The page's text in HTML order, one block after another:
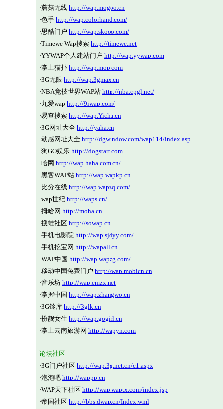
·蘑菇无线 http://wap.mogoo.cn
·色手 http://wap.colorhand.com/
·思酷门户 http://wap.skooo.com/
·Timewe Wap搜索 http://timewe.net
·YYWAP个人建站门户 http://wap.yywap.com
·掌上猫扑 http://wap.mop.com
·3G无限 http://wap.3gmax.cn
·NBA竞技世界WAP站 http://nba.cpgl.net/
·九爱wap http://9iwap.com/
·易查搜索 http://wap.Yicha.cn
·3G网址大全 http://yaha.cn
·动感网址大全 http://dgwindow.com/wap114/index.asp
·狗GO娱乐 http://dogstart.com
·哈网 http://wap.haha.com.cn/
·黑客WAP站 http://wap.wapkp.cn
· 比分在线 http://wap.wapzq.com/
·wap世纪 http://waps.cn/
·拇哈网 http://moha.cn
·搜蛙社区 http://sowap.cn
·手机电影院 http://wap.sjdyy.com/
·手机挖宝网 http://wapall.cn
·WAP中国 http://wap.wapzg.com/
·移动中国免费门户 http://wap.mobicn.cn
·音乐坊 http://wap.emzx.net
·掌握中国 http://wap.zhangwo.cn
·3G铃库 http://3glk.cn
·扮靓女生 http://wap.gogirl.cn
·掌上云南旅游网 http://wapyn.com
论坛社区
·3G门户社区 http://wap.3g.net.cn/c1.aspx
·泡泡吧 http://wappp.cn
·WAP天下社区 http://wap.waptx.com/index.jsp
·帝国社区 http://bbs.dwap.cn/Index.wml